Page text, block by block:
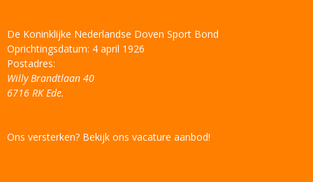
De Koninklijke Nederlandse Doven Sport Bond
Oprichtingsdatum: 4 april 1926
Postadres:
Willy Brandtlaan 40
6716 RK Ede.
Ons versterken? Bekijk ons vacature aanbod!